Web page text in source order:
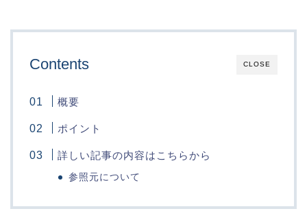
CLOSE
Contents
概要
ポイント
詳しい記事の内容はこちらから
参照元について